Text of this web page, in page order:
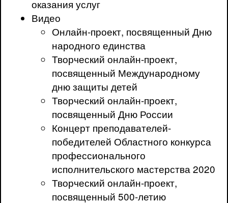
оказания услуг
Видео
Онлайн-проект, посвященный Дню
народного единства
Творческий онлайн-проект,
посвященный Международному
дню защиты детей
Творческий онлайн-проект,
посвященный Дню России
Концерт преподавателей-
победителей Областного конкурса
профессионального
исполнительского мастерства 2020
Творческий онлайн-проект,
посвященный 500-летию